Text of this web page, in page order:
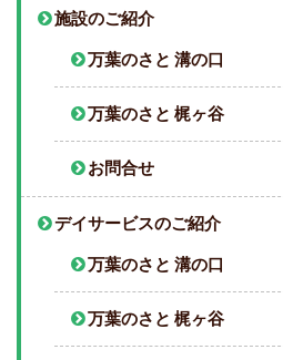
施設のご紹介
万葉のさと 溝の口
万葉のさと 梶ヶ谷
お問合せ
デイサービスのご紹介
万葉のさと 溝の口
万葉のさと 梶ヶ谷